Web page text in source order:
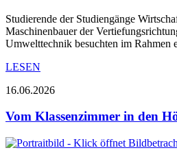
Studierende der Studiengänge
Maschinenbauer der
Umwelttechnik besuchten im Rahmen
LESEN
16.06.2026
Vom Klassenzimmer in den